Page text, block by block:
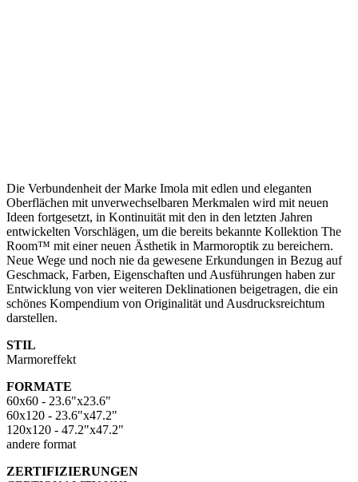
Die Verbundenheit der Marke Imola mit edlen und eleganten
Oberflächen mit unverwechselbaren Merkmalen wird mit neuen
Ideen fortgesetzt, in Kontinuität mit den in den letzten Jahren
entwickelten Vorschlägen, um die bereits bekannte Kollektion The
Room™ mit einer neuen Ästhetik in Marmoroptik zu bereichern.
Neue Wege und noch nie da gewesene Erkundungen in Bezug auf
Geschmack, Farben, Eigenschaften und Ausführungen haben zur
Entwicklung von vier weiteren Deklinationen beigetragen, die ein
schönes Kompendium von Originalität und Ausdrucksreichtum
darstellen.
STIL
Marmoreffekt
FORMATE
60x60 - 23.6"x23.6"
60x120 - 23.6"x47.2"
120x120 - 47.2"x47.2"
andere format
ZERTIFIZIERUNGEN